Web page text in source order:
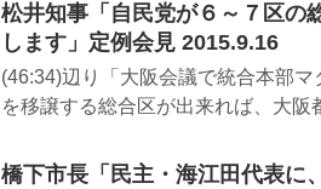
松井知事「自民党が６～７区の
します」定例会見 2015.9.16
(46:34)辺り「大阪会議で統合本部
を移譲する総合区が出来れば、大
橋下市長「民主・海江田代表に